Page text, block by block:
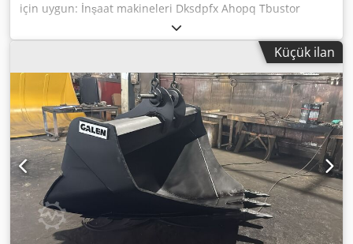
için uygun: İnşaat makineleri Dksdpfx Ahopq Tbustor
Yükleme alanı kapasitesi: 500 l Garanti: 6 ay
Küçük ilan